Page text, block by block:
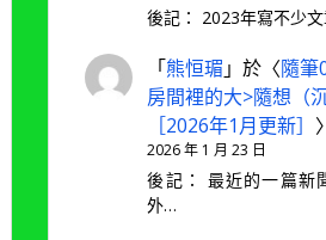
後記： 2023年寫不少
「熊恒瑂 」於〈隨筆
房間裡的大>隨想（
［2026年1月更新］
2026 年 1 月 23 日
後記： 最近的一篇新
外…